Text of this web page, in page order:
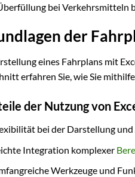
bei Verkehrsmitteln
der
eines Fahrplans mit
erfahren Sie, wie Sie
der Nutzung von
bei der Darstellung
Integration komplexer
Werkzeuge und